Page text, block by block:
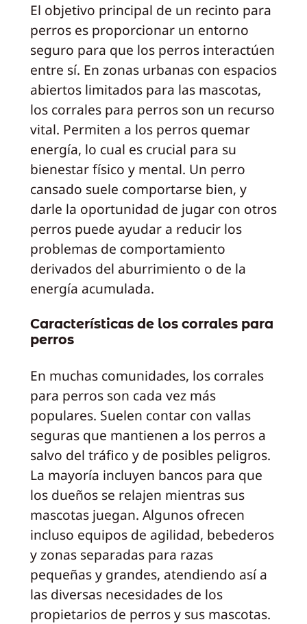
El objetivo principal de un recinto para
perros es proporcionar un entorno
seguro para que los perros interactúen
entre sí. En zonas urbanas con espacios
abiertos limitados para las mascotas,
los corrales para perros son un recurso
vital. Permiten a los perros quemar
energía, lo cual es crucial para su
bienestar físico y mental. Un perro
cansado suele comportarse bien, y
darle la oportunidad de jugar con otros
perros puede ayudar a reducir los
problemas de comportamiento
derivados del aburrimiento o de la
energía acumulada.
Características de los corrales para
perros
En muchas comunidades, los corrales
para perros son cada vez más
populares. Suelen contar con vallas
seguras que mantienen a los perros a
salvo del tráfico y de posibles peligros.
La mayoría incluyen bancos para que
los dueños se relajen mientras sus
mascotas juegan. Algunos ofrecen
incluso equipos de agilidad, bebederos
y zonas separadas para razas
pequeñas y grandes, atendiendo así a
las diversas necesidades de los
propietarios de perros y sus mascotas.